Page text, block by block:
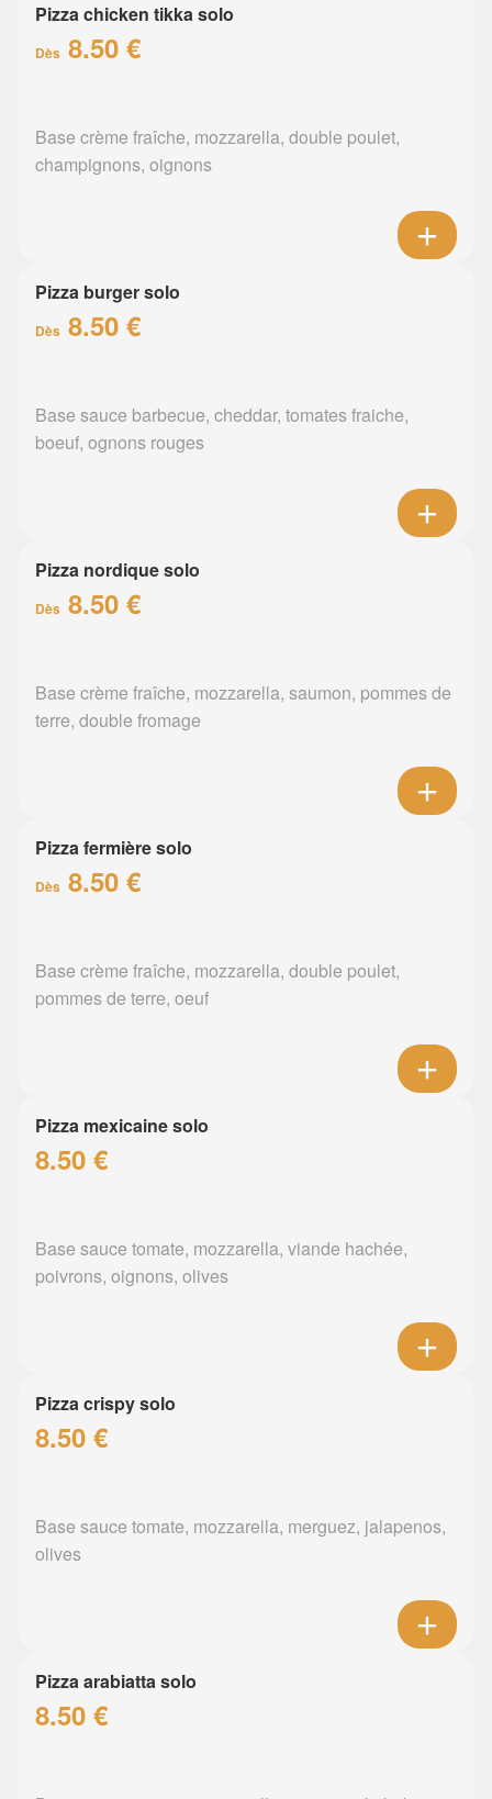
Pizza chicken tikka solo
Dès 8.50 €
Base crème fraîche, mozzarella, double poulet,
champignons, oignons
Pizza burger solo
Dès 8.50 €
Base sauce barbecue, cheddar, tomates fraiche,
boeuf, ognons rouges
Pizza nordique solo
Dès 8.50 €
Base crème fraîche, mozzarella, saumon, pommes de
terre, double fromage
Pizza fermière solo
Dès 8.50 €
Base crème fraîche, mozzarella, double poulet,
pommes de terre, oeuf
Pizza mexicaine solo
8.50 €
Base sauce tomate, mozzarella, viande hachée,
poivrons, oignons, olives
Pizza crispy solo
8.50 €
Base sauce tomate, mozzarella, merguez, jalapenos,
olives
Pizza arabiatta solo
8.50 €